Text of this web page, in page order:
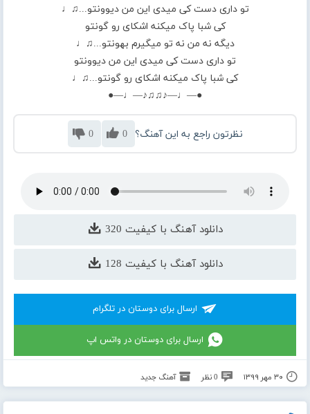
تو داری دست کی میدی این من دیوونتو...♫♩
کی شبا پاک میکنه اشکای رو گونتو
دیگه نه من نه تو میگیرم بهونتو...♫♩
تو داری دست کی میدی این من دیوونتو
کی شبا پاک میکنه اشکای رو گونتو...♫♩
●—♩—♪♫♫♪—♩—●
نظرتون راجع به این آهنگ؟ 0
0
دانلود آهنگ با کیفیت 320
دانلود آهنگ با کیفیت 128
ارسال برای دوستان در تلگرام
ارسال برای دوستان در واتس اپ
۳۰ مهر ۱۳۹۹ 0 نظر آهنگ جدید